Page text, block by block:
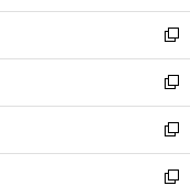
開
く
ウ
で
開
く
ン
ド
ウ
で
開
く
ウ
ィ
ン
ド
ウ
で
開
く
新
し
い
ウ
ィ
ン
ド
新
し
い
ウ
ィ
新
し
い
新